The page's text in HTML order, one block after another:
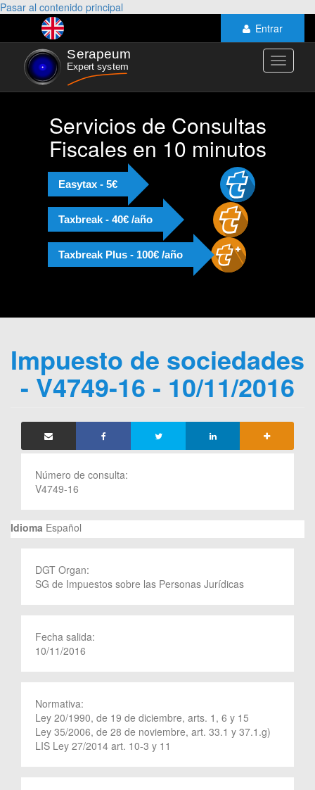
Pasar al contenido principal
Entrar
Toggle
Servicios de Consultas
Fiscales en 10 minutos
Easytax - 5€
Taxbreak - 40€ /año
Taxbreak Plus - 100€ /año
Impuesto de sociedades
- V4749-16 - 10/11/2016
Número de consulta:
V4749-16
Idioma Español
DGT Organ:
SG de Impuestos sobre las Personas Jurídicas
Fecha salida:
10/11/2016
Normativa:
Ley 20/1990, de 19 de diciembre, arts. 1, 6 y 15
Ley 35/2006, de 28 de noviembre, art. 33.1 y 37.1.g)
LIS Ley 27/2014 art. 10-3 y 11